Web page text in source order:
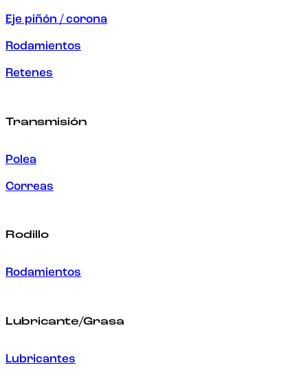
Eje piñón / corona
Rodamientos
Retenes
Transmisión
Polea
Correas
Rodillo
Rodamientos
Lubricante/Grasa
Lubricantes